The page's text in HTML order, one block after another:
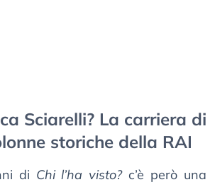
Sciarelli? La carriera di
storiche della RAI
di Chi l’ha visto?c’è però una